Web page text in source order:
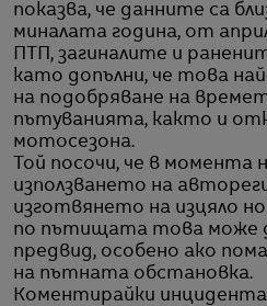
показва, че данните са
миналата година, от
ПТП, загиналите и
като допълни, че това
на подобряване на
пътуванията, както и
мотосезона.
Той посочи, че в момента
използването на
изготвянето на изцяло
по пътищата това може
предвид, особено ако
на пътната обстановка.
Коментирайки инцидента